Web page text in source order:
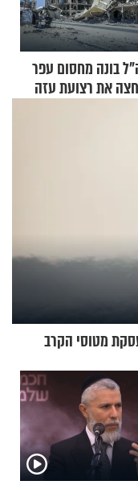
בונה מחסום עפר
את רצועת עזה
מטוסי הקרב